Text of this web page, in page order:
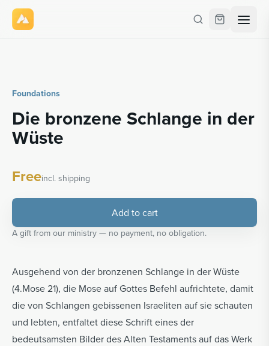
Foundations
Die bronzene Schlange in der
Wüste
Freeincl. shipping
Add to cart
A gift from our ministry — no payment, no obligation.
Ausgehend von der bronzenen Schlange in der Wüste
(4.Mose 21), die Mose auf Gottes Befehl aufrichtete, damit
die von Schlangen gebissenen Israeliten auf sie schauten
und lebten, entfaltet diese Schrift eines der
bedeutsamsten Bilder des Alten Testaments auf das Werk